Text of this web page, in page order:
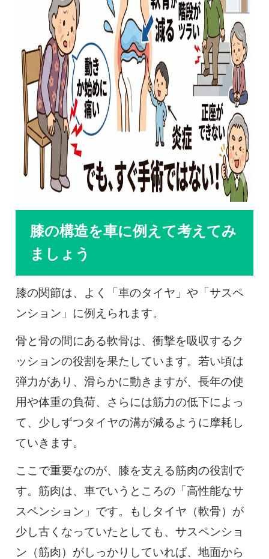
膝の構造を車に例えて考えてみ
ましょう
膝の関節は、よく「車のタイヤ」や「サスペ
ンション」に例えられます。
骨と骨の間にある軟骨は、衝撃を吸収するク
ッションの役割を果たしています。若い頃は
弾力があり、滑らかに動きますが、長年の使
用や体重の負荷、さらには筋力の低下によっ
て、少しずつタイヤの溝が減るように摩耗し
ていきます。
ここで重要なのが、膝を支える筋肉の役割で
す。筋肉は、車でいうところの「高性能なサ
スペンション」です。もしタイヤ（軟骨）が
少し古くなっていたとしても、サスペンショ
ン（筋肉）がしっかりしていれば、地面から